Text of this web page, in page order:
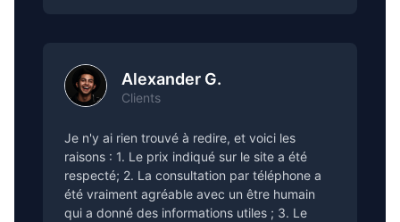
Alexander G.
Clients
Je n'y ai rien trouvé à redire, et voici les
raisons : 1. Le prix indiqué sur le site a été
respecté; 2. La consultation par téléphone a
été vraiment agréable avec un être humain
qui a donné des informations utiles ; 3. Le